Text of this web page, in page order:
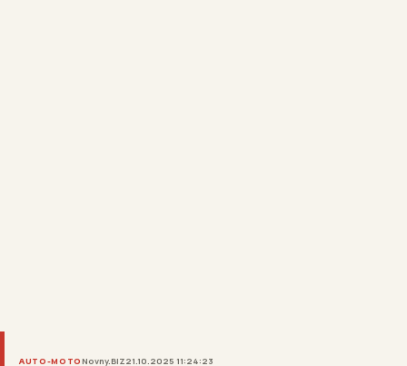
AUTO-MOTONovny.BIZ21.10.2025 11:24:23